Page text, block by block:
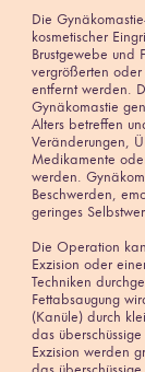
Die
kosmetischer
Brustgewebe und
vergrößerten oder
entfernt werden.
Gynäkomastie
Alters betreffen
Veränderungen,
Medikamente
werden.
Beschwerden,
geringes
Die Operation
Exzision oder
Techniken
Fettabsaugung
(Kanüle) durch
das
Exzision werden